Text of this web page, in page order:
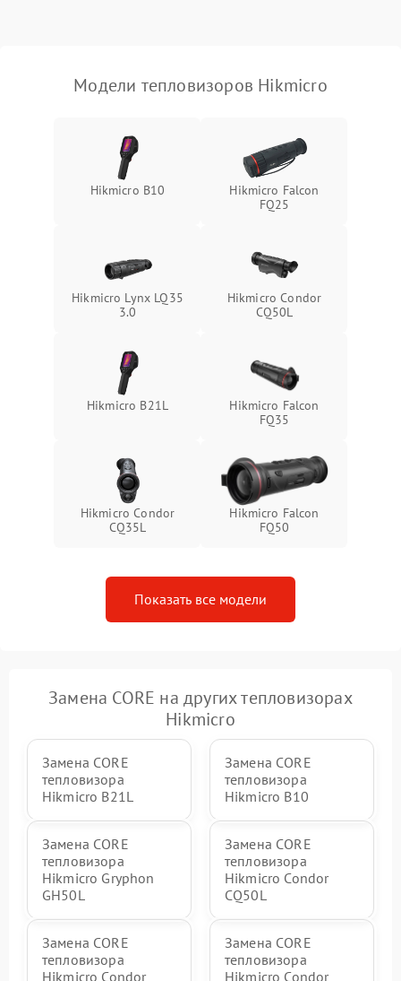
Модели тепловизоров Hikmicro
Hikmicro B10
Hikmicro Falcon
FQ25
Hikmicro Lynx LQ35
3.0
Hikmicro Condor
CQ50L
Hikmicro B21L
Hikmicro Falcon
FQ35
Hikmicro Condor
CQ35L
Hikmicro Falcon
FQ50
Показать все модели
Замена CORE на других тепловизорах
Hikmicro
Замена CORE
тепловизора
Hikmicro B21L
Замена CORE
тепловизора
Hikmicro B10
Замена CORE
тепловизора
Hikmicro Gryphon
GH50L
Замена CORE
тепловизора
Hikmicro Condor
CQ50L
Замена CORE
тепловизора
Hikmicro Condor
Замена CORE
тепловизора
Hikmicro Condor